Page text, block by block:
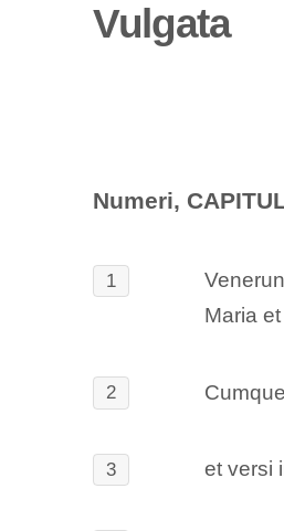
Vulgata
Numeri,
1
Maria
2
3 et versi